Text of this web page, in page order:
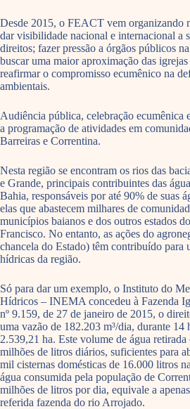
Desde 2015, o FEACT vem organizando
dar visibilidade nacional e internacional a
direitos; fazer pressão a órgãos públicos
buscar uma maior aproximação das
reafirmar o compromisso ecumênico na
ambientais.
Audiência pública, celebração ecumênica
a programação de atividades em
Barreiras e Correntina.
Nesta região se encontram os rios das
e Grande, principais contribuintes das
Bahia, responsáveis por até 90% de suas
elas que abastecem milhares de
municípios baianos e dos outros estados
Francisco. No entanto, as ações do
chancela do Estado) têm contribuído para
hídricas da região.
Só para dar um exemplo, o Instituto do
Hídricos – INEMA concedeu à Fazenda
nº 9.159, de 27 de janeiro de 2015, o
uma vazão de 182.203 m³/dia, durante 14
2.539,21 ha. Este volume de água
milhões de litros diários, suficientes para
mil cisternas domésticas de 16.000 litros
água consumida pela população de
milhões de litros por dia, equivale a
referida fazenda do rio Arrojado.